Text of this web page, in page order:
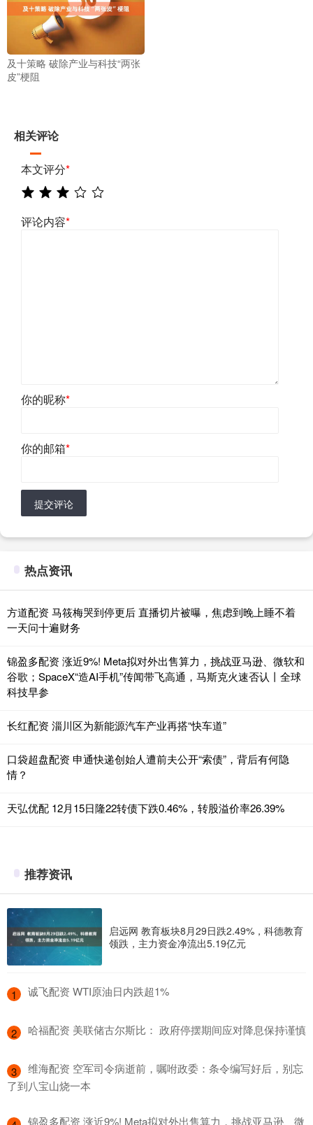
及十策略 破除产业与科技“两张
皮”梗阻
相关评论
本文评分*
评论内容*
你的昵称*
你的邮箱*
提交评论
热点资讯
方道配资 马筱梅哭到停更后 直播切片被曝，焦虑到晚上睡不着
一天问十遍财务
锦盈多配资 涨近9%! Meta拟对外出售算力，挑战亚马逊、微软和
谷歌；SpaceX“造AI手机”传闻带飞高通，马斯克火速否认丨全球
科技早参
长红配资 淄川区为新能源汽车产业再搭“快车道”
口袋超盘配资 申通快递创始人遭前夫公开“索债”，背后有何隐
情？
天弘优配 12月15日隆22转债下跌0.46%，转股溢价率26.39%
推荐资讯
启远网 教育板块8月29日跌2.49%，科德教育
领跌，主力资金净流出5.19亿元
1 ​诚飞配资 WTI原油日内跌超1%
2 ​哈福配资 美联储古尔斯比： 政府停摆期间应对降息保持谨慎
3
​维海配资 空军司令病逝前，嘱咐政委：条令编写好后，别忘
了到八宝山烧一本
​锦盈多配资 涨近9%! Meta拟对外出售算力，挑战亚马逊、微